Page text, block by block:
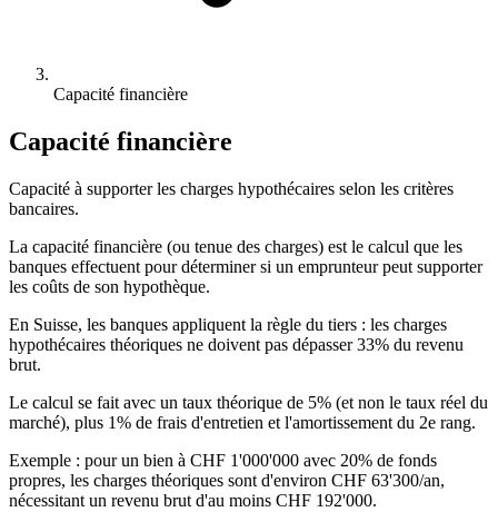
Capacité financière
Capacité financière
Capacité à supporter les charges hypothécaires selon les critères
bancaires.
La capacité financière (ou tenue des charges) est le calcul que les
banques effectuent pour déterminer si un emprunteur peut supporter
les coûts de son hypothèque.
En Suisse, les banques appliquent la règle du tiers : les charges
hypothécaires théoriques ne doivent pas dépasser 33% du revenu
brut.
Le calcul se fait avec un taux théorique de 5% (et non le taux réel du
marché), plus 1% de frais d'entretien et l'amortissement du 2e rang.
Exemple : pour un bien à CHF 1'000'000 avec 20% de fonds
propres, les charges théoriques sont d'environ CHF 63'300/an,
nécessitant un revenu brut d'au moins CHF 192'000.